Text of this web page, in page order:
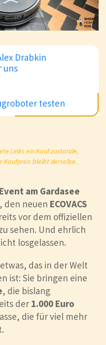
Drabkin
uns
testen
Links ein Kauf zustande,
Kaufpreis bleibt derselbe.
am Gardasee
den neuen ECOVACS
vor dem offiziellen
sehen. Und ehrlich
losgelassen.
das in der Welt
ist: Sie bringen eine
, die bislang
der 1.000 Euro
die für viel mehr